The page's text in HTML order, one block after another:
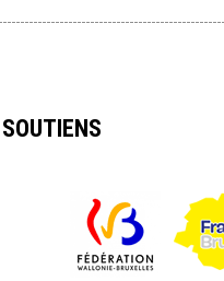
SOUTIENS